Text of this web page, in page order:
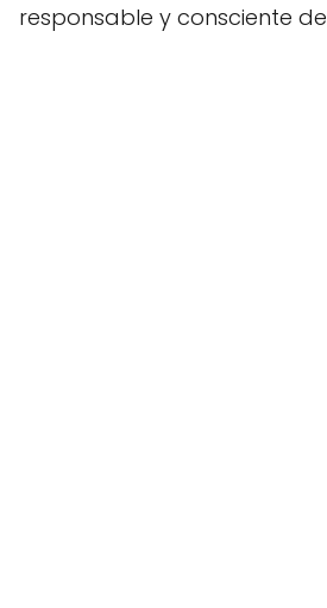
responsable y consciente